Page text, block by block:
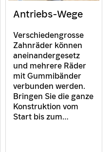
Antriebs-Wege
Verschiedengrosse
Zahnräder können
aneinandergesetz
und mehrere Räder
mit Gummibänder
verbunden werden.
Bringen Sie die ganze
Konstruktion vom
Start bis zum…